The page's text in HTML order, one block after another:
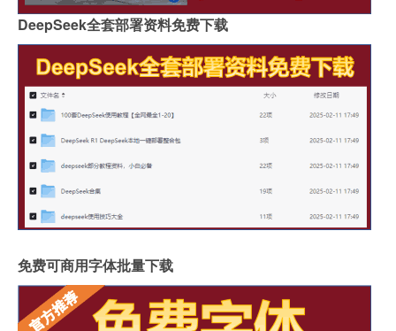
DeepSeek全套部署资料免费下载
免费可商用字体批量下载